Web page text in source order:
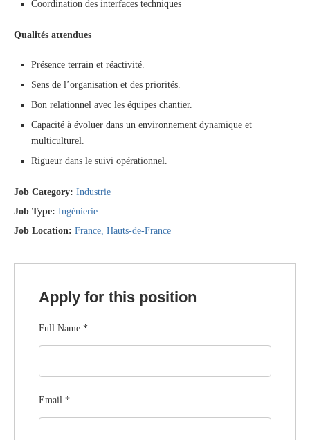
Coordination des interfaces techniques
Qualités attendues
Présence terrain et réactivité.
Sens de l’organisation et des priorités.
Bon relationnel avec les équipes chantier.
Capacité à évoluer dans un environnement dynamique et
multiculturel.
Rigueur dans le suivi opérationnel.
Job Category: Industrie
Job Type: Ingénierie
Job Location: France Hauts-de-France
Apply for this position
Full Name *
Email *